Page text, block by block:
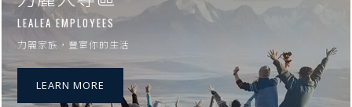
LEALEA EMPLOYEES
力麗家族，豐富你的生活
LEARN MORE